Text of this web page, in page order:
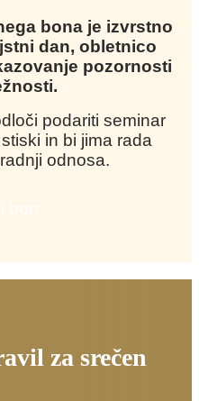
bona je izvrstno
dan, obletnico
pozornosti
podariti seminar
in bi jima rada
odnosa.
za srečen